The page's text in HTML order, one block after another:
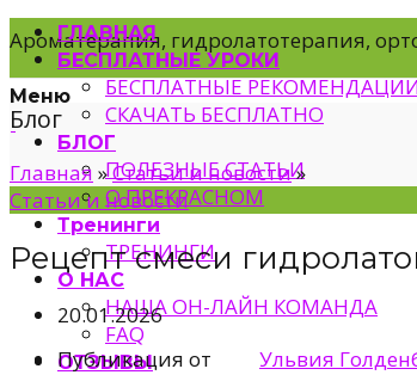
Ароматерапия, гидролатотерапия,
Меню
ГЛАВНАЯ
БЕСПЛАТНЫЕ УРОКИ
БЕСПЛАТНЫЕ
СКАЧАТЬ БЕСПЛАТНО
БЛОГ
ПОЛЕЗНЫЕ СТАТЬИ
О ПРЕКРАСНОМ
Тренинги
ТРЕНИНГИ
О НАС
НАША ОН-ЛАЙН КОМАНДА
FAQ
ОТЗЫВЫ
Блог
Главная »Статьи и новости»
Статьи и новости
Рецепт смеси
20.01.2026
Публикация от
Ульвия